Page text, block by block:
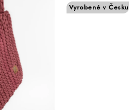
Vyrobené v Česku